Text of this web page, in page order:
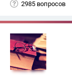
2985 вопросов